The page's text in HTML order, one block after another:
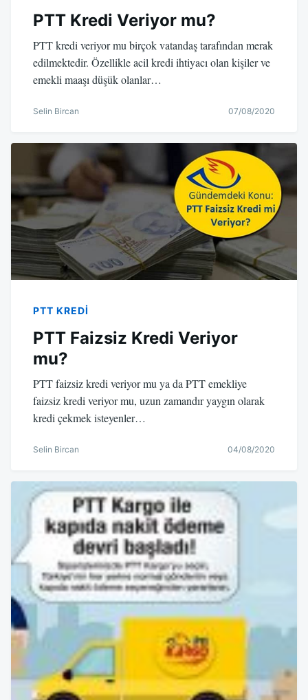
PTT Kredi Veriyor mu?
PTT kredi veriyor mu birçok vatandaş tarafından merak
edilmektedir. Özellikle acil kredi ihtiyacı olan kişiler ve
emekli maaşı düşük olanlar…
Selin Bircan 07/08/2020
PTT KREDI
PTT Faizsiz Kredi Veriyor
mu?
PTT faizsiz kredi veriyor mu ya da PTT emekliye
faizsiz kredi veriyor mu, uzun zamandır yaygın olarak
kredi çekmek isteyenler…
Selin Bircan 04/08/2020